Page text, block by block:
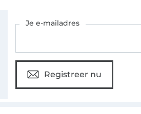
Je e-mailadres
Registreer nu